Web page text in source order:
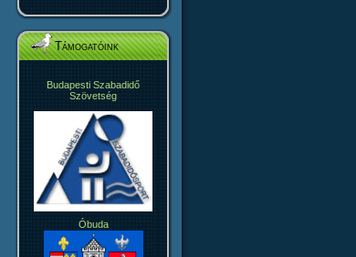
Támogatóink
Budapesti Szabadidő
Szövetség
Óbuda